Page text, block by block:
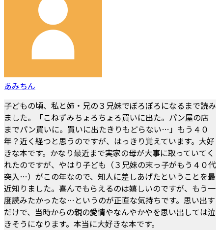
あみちん
子どもの頃、私と姉・兄の３兄妹でぼろぼろになるまで読み
ました。「こねずみちょろちょろ買いに出た。パン屋の店
までパン買いに。買いに出たきりもどらない…」もう４０
年？近く経つと思うのですが、はっきり覚えています。大好
きな本です。かなり最近まで実家の母が大事に取っていてく
れたのですが、やはり子ども（３兄妹の末っ子がもう４０代
突入…）がこの年なので、知人に差しあげたということを最
近知りました。喜んでもらえるのは嬉しいのですが、もう一
度読みたかったな…というのが正直な気持ちです。思い出す
だけで、当時からの親の愛情やなんやかやを思い出しては泣
きそうになります。本当に大好きな本です。